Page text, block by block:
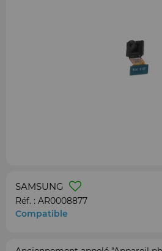
SAMSUNG
Réf. : AR0008877
Compatible